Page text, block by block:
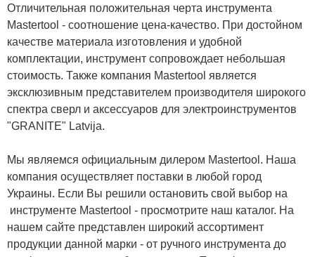
Отличительная положительная черта инструмента
Mastertool - соотношение цена-качество. При достойном
качестве материала изготовления и удобной
комплектации, инструмент сопровождает небольшая
стоимость. Также компания Mastertool является
эксклюзивным представителем производителя широкого
спектра сверл и аксессуаров для электроинструментов
"GRANITE" Latvija.
Мы являемся официальным дилером Mastertool. Наша
компания осуществляет поставки в любой город
Украины. Если Вы решили остановить свой выбор на
инструменте Mastertool - просмотрите наш каталог. На
нашем сайте представлен широкий ассортимент
продукции данной марки - от ручного инструмента до